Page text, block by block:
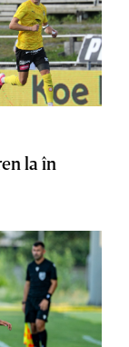
la în